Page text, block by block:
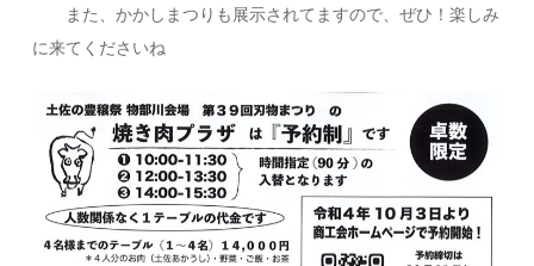
また、かかしまつりも展示されてますので、ぜひ！楽しみ
に来てくださいね